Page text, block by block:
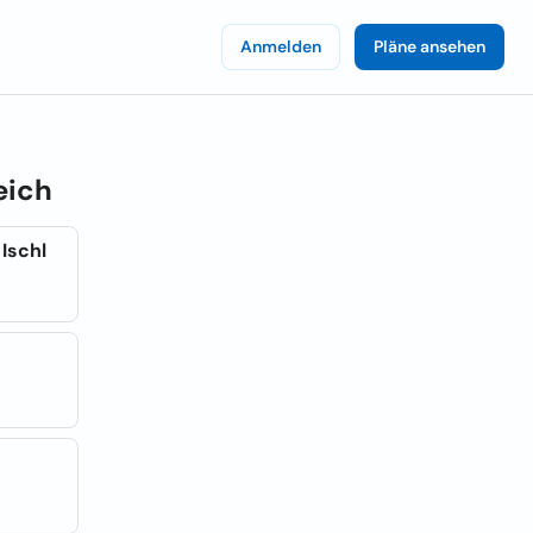
Anmelden Pläne ansehen